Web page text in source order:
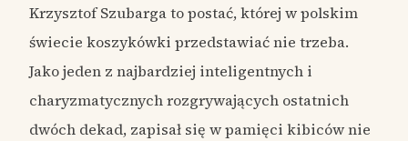
Krzysztof Szubarga to postać, której w polskim
świecie koszykówki przedstawiać nie trzeba.
Jako jeden z najbardziej inteligentnych i
charyzmatycznych rozgrywających ostatnich
dwóch dekad, zapisał się w pamięci kibiców nie